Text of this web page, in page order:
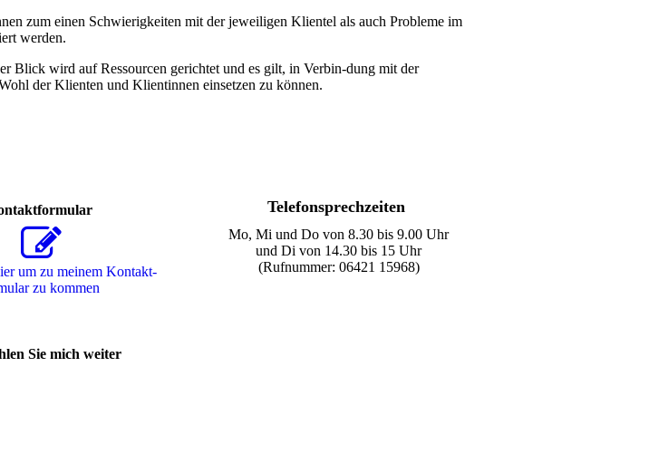
zum einen Schwierigkeiten mit der jeweiligen Klientel als auch Probleme im
werden.
Blick wird auf Ressourcen gerichtet und es gilt, in Verbin-dung mit der
der Klienten und Klientinnen einsetzen zu können.
um zu meinem Kon­takt­
zu kommen
Sie mich weiter
Telefonsprechzeiten
Mo, Mi und Do von 8.30 bis 9.00 Uhr
und Di von 14.30 bis 15 Uhr
(Rufnummer: 06421 15968)